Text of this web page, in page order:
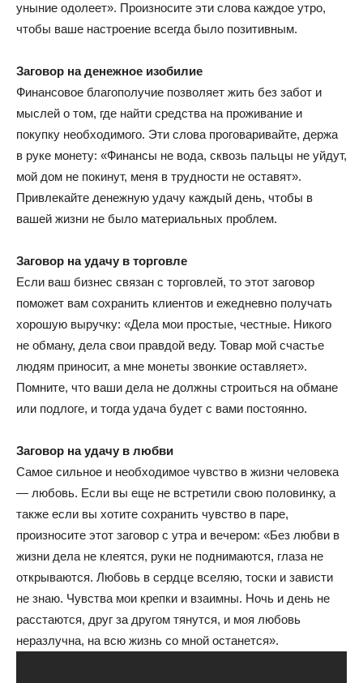
уныние одолеет». Произносите эти слова каждое утро,
чтобы ваше настроение всегда было позитивным.
Заговор на денежное изобилие
Финансовое благополучие позволяет жить без забот и
мыслей о том, где найти средства на проживание и
покупку необходимого. Эти слова проговаривайте, держа
в руке монету: «Финансы не вода, сквозь пальцы не уйдут,
мой дом не покинут, меня в трудности не оставят».
Привлекайте денежную удачу каждый день, чтобы в
вашей жизни не было материальных проблем.
Заговор на удачу в торговле
Если ваш бизнес связан с торговлей, то этот заговор
поможет вам сохранить клиентов и ежедневно получать
хорошую выручку: «Дела мои простые, честные. Никого
не обману, дела свои правдой веду. Товар мой счастье
людям приносит, а мне монеты звонкие оставляет».
Помните, что ваши дела не должны строиться на обмане
или подлоге, и тогда удача будет с вами постоянно.
Заговор на удачу в любви
Самое сильное и необходимое чувство в жизни человека
— любовь. Если вы еще не встретили свою половинку, а
также если вы хотите сохранить чувство в паре,
произносите этот заговор с утра и вечером: «Без любви в
жизни дела не клеятся, руки не поднимаются, глаза не
открываются. Любовь в сердце вселяю, тоски и зависти
не знаю. Чувства мои крепки и взаимны. Ночь и день не
расстаются, друг за другом тянутся, и моя любовь
неразлучна, на всю жизнь со мной останется».